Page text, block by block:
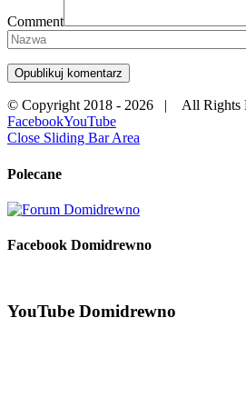
Comment
© Copyright 2018 - 2026 | All Rights
FacebookYouTube
Close Sliding Bar Area
Polecane
Facebook Domidrewno
YouTube Domidrewno